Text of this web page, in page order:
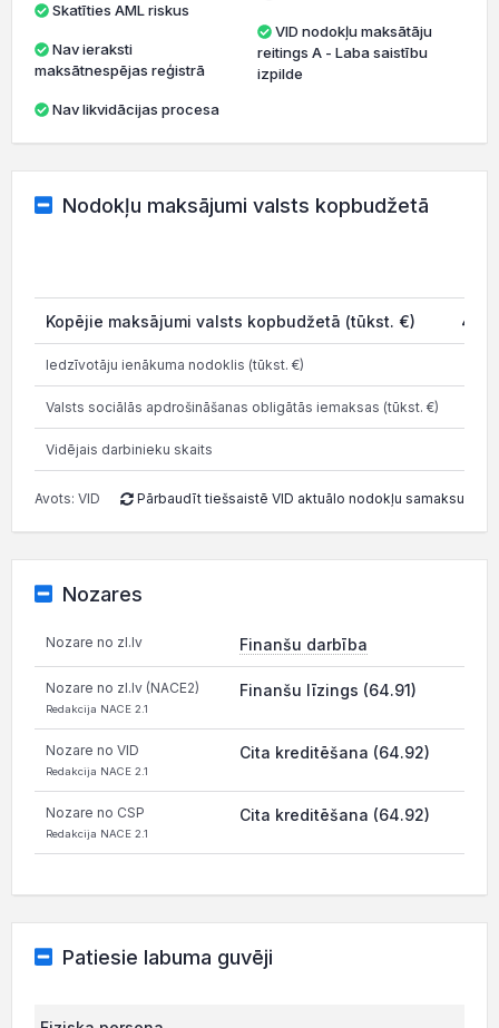
Skatīties AML riskus
maksātnespējas reģistrā
Nav likvidācijas procesa
VID nodokļu maksātāju
reitings A - Laba saistību
izpilde
Nodokļu maksājumi valsts kopbudžetā
Kopējie maksājumi valsts kopbudžetā (tūkst. €)
Iedzīvotāju ienākuma nodoklis (tūkst. €)
Valsts sociālās apdrošināšanas obligātās iemaksas (tūkst. €)
Vidējais darbinieku skaits
Avots: VID Pārbaudīt tiešsaistē VID aktuālo nodokļu samaksu
Nozares
Nozare no zl.lv Finanšu darbība
Nozare no zl.lv (NACE2)
Redakcija NACE 2.1
Finanšu līzings (64.91)
Nozare no VID
Redakcija NACE 2.1
Cita kreditēšana (64.92)
Nozare no CSP
Redakcija NACE 2.1
Cita kreditēšana (64.92)
Patiesie labuma guvēji